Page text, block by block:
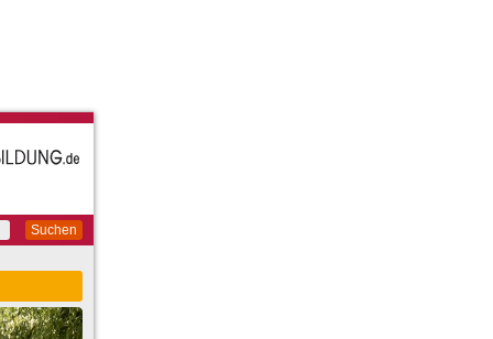
Suchen